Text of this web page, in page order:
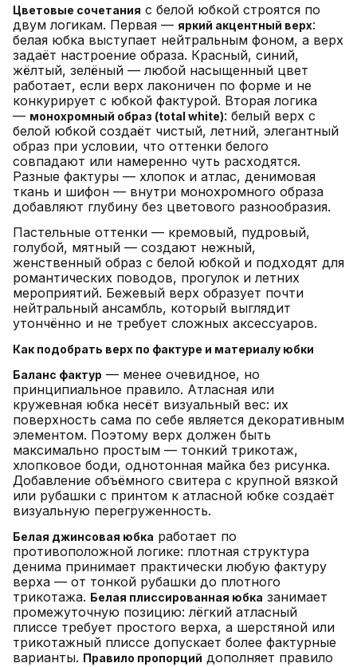
Цветовые сочетания с белой юбкой строятся по
двум логикам. Первая — яркий акцентный верх:
белая юбка выступает нейтральным фоном, а верх
задаёт настроение образа. Красный, синий,
жёлтый, зелёный — любой насыщенный цвет
работает, если верх лаконичен по форме и не
конкурирует с юбкой фактурой. Вторая логика
— монохромный образ (total white): белый верх с
белой юбкой создаёт чистый, летний, элегантный
образ при условии, что оттенки белого
совпадают или намеренно чуть расходятся.
Разные фактуры — хлопок и атлас, денимовая
ткань и шифон — внутри монохромного образа
добавляют глубину без цветового разнообразия.
Пастельные оттенки — кремовый, пудровый,
голубой, мятный — создают нежный,
женственный образ с белой юбкой и подходят для
романтических поводов, прогулок и летних
мероприятий. Бежевый верх образует почти
нейтральный ансамбль, который выглядит
утончённо и не требует сложных аксессуаров.
Как подобрать верх по фактуре и материалу юбки
Баланс фактур — менее очевидное, но
принципиальное правило. Атласная или
кружевная юбка несёт визуальный вес: их
поверхность сама по себе является декоративным
элементом. Поэтому верх должен быть
максимально простым — тонкий трикотаж,
хлопковое боди, однотонная майка без рисунка.
Добавление объёмного свитера с крупной вязкой
или рубашки с принтом к атласной юбке создаёт
визуальную перегруженность.
Белая джинсовая юбка работает по
противоположной логике: плотная структура
денима принимает практически любую фактуру
верха — от тонкой рубашки до плотного
трикотажа. Белая плиссированная юбка занимает
промежуточную позицию: лёгкий атласный
плиссе требует простого верха, а шерстяной или
трикотажный плиссе допускает более фактурные
варианты. Правило пропорций дополняет правило